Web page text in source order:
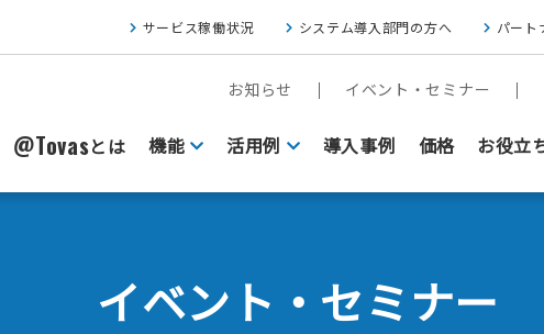
サービス稼働状況 システム導入部門の方へ パート
お知らせ イベント・セミナー
@Tovasとは 機能 活用例 導入事例 価格 お役立
イベント・セミナー